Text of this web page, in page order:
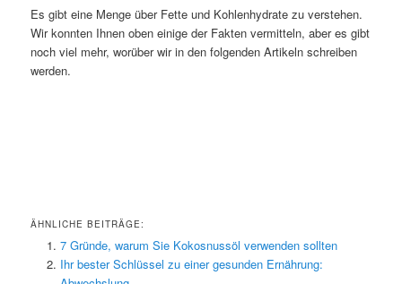
Es gibt eine Menge über Fette und Kohlenhydrate zu verstehen.
Wir konnten Ihnen oben einige der Fakten vermitteln, aber es gibt
noch viel mehr, worüber wir in den folgenden Artikeln schreiben
werden.
ÄHNLICHE BEITRÄGE:
7 Gründe, warum Sie Kokosnussöl verwenden sollten
Ihr bester Schlüssel zu einer gesunden Ernährung: